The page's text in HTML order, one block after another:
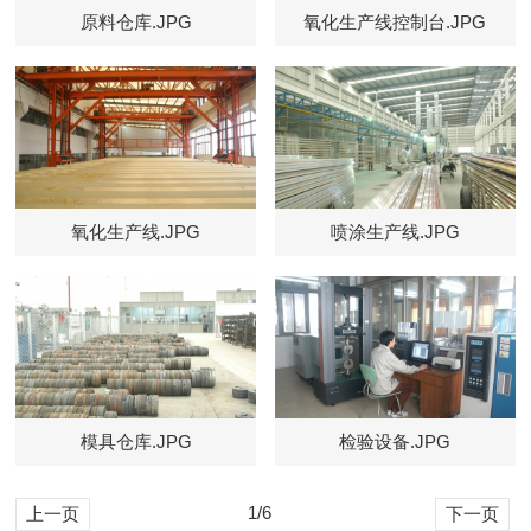
原料仓库.JPG 氧化生产线控制台.JPG
氧化生产线.JPG 喷涂生产线.JPG
模具仓库.JPG 检验设备.JPG
上一页 1/6 下一页